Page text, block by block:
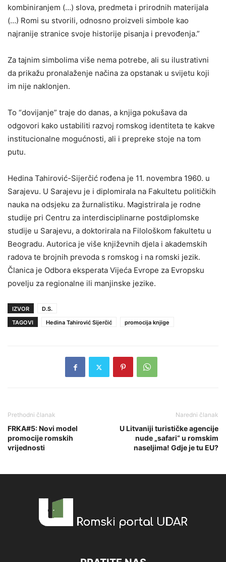
kombiniranjem (…) slova, predmeta i prirodnih materijala
(…) Romi su stvorili, odnosno proizveli simbole kao
najranije stranice svoje historije pisanja i prevođenja.”
Za tajnim simbolima više nema potrebe, ali su ilustrativni
da prikažu pronalaženje načina za opstanak u svijetu koji
im nije naklonjen.
To “dovijanje” traje do danas, a knjiga pokušava da
odgovori kako ustabiliti razvoj romskog identiteta te kakve
institucionalne mogućnosti, ali i prepreke stoje na tom
putu.
Hedina Tahirović-Sijerčić rođena je 11. novembra 1960. u
Sarajevu. U Sarajevu je i diplomirala na Fakultetu političkih
nauka na odsjeku za žurnalistiku. Magistrirala je rodne
studije pri Centru za interdisciplinarne postdiplomske
studije u Sarajevu, a doktorirala na Filološkom fakultetu u
Beogradu. Autorica je više književnih djela i akademskih
radova te brojnih prevoda s romskog i na romski jezik.
Članica je Odbora eksperata Vijeća Evrope za Evropsku
povelju za regionalne ili manjinske jezike.
IZVOR
D.S.
TAGOVI
Hedina Tahirović Sijerčić promocija knjige
Prethodni članak
FRKA#5: Novi model
promocije romskih
vrijednosti
Naredni članak
U Litvaniji turističke agencije
nude „safari“ u romskim
naseljima! Gdje je tu EU?